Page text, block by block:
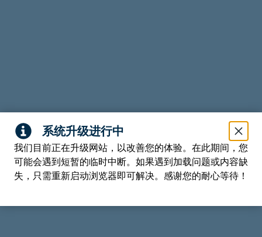
我们目前正在升级网站，以改善您的体验。在此期间，您
可能会遇到短暂的临时中断。如果遇到加载问题或内容缺
失，只需重新启动浏览器即可解决。感谢您的耐心等待！